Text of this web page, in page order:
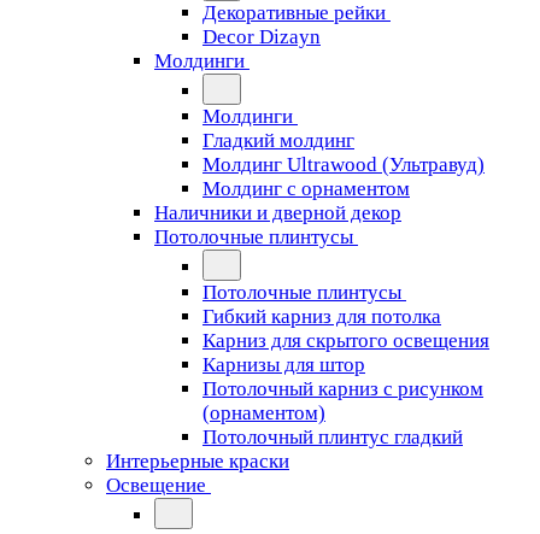
Декоративные рейки
Decor Dizayn
Молдинги
Молдинги
Гладкий молдинг
Молдинг Ultrawood (Ультравуд)
Молдинг с орнаментом
Наличники и дверной декор
Потолочные плинтусы
Потолочные плинтусы
Гибкий карниз для потолка
Карниз для скрытого освещения
Карнизы для штор
Потолочный карниз с рисунком
(орнаментом)
Потолочный плинтус гладкий
Интерьерные краски
Освещение